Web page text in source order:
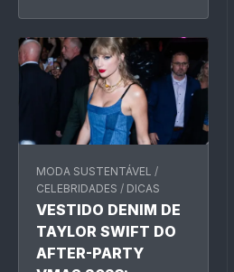
MODA SUSTENTÁVEL /
CELEBRIDADES / DICAS
VESTIDO DENIM DE
TAYLOR SWIFT DO
AFTER-PARTY